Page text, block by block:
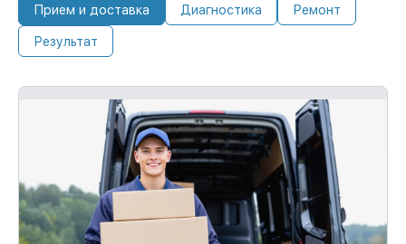
Прием и доставка Диагностика Ремонт
Результат